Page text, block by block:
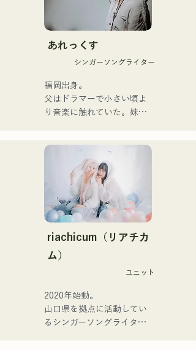
1st 싱글 「잡으로 접어」를
2025년 1월 23일에 릴리스
드 편성 등 다양한 형태로 음
악을 표현한다.
녹음과 라이브 지원에는 지
의 오오츠키(Dr.), the
perfect me의 후루히로 유야
(Gt.), xanadoo의 S0.(Ba.)를
맞아 활동을 한다.
【NEW SINGLE】
2025년 6월 25일에 신곡
「세계는 사랑이야」를 릴리
스.
あれっくす
シンガーソングライター
福岡出身。
父はドラマーで小さい頃よ
り音楽に触れていた。妹
家族で音楽を楽しむミュー
ジックファミリー。
10代後半にアメリカへ4年
半留学。
現在はLOVE FMの"music
×serendipity"でラジオDJを
務める。
デルやタレントとしても活
躍中。世界的有名なオーデ
ゴットタレント」で日本人
の芸人史上初のゴールデン
ブザーを獲得し、その後ス
riachicum（リアチカ
ム）
ユニット
2020年始動。
山口県を拠点に活動してい
るシンガーソングライター